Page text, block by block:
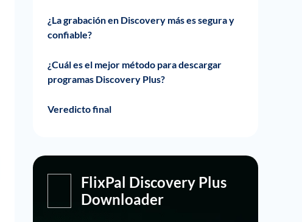
complemento de navegador
la grabadora de pantalla
¿La grabación en Discovery más es segura y
confiable?
¿Cuál es el mejor método para descargar
programas Discovery Plus?
Veredicto final
FlixPal Discovery Plus
Downloader